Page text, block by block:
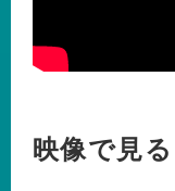
映像で見る